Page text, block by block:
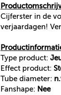
Cijferster in de
verjaardagen!
Type product:
Effect product:
Tube diameter:
Fanshape: Nee